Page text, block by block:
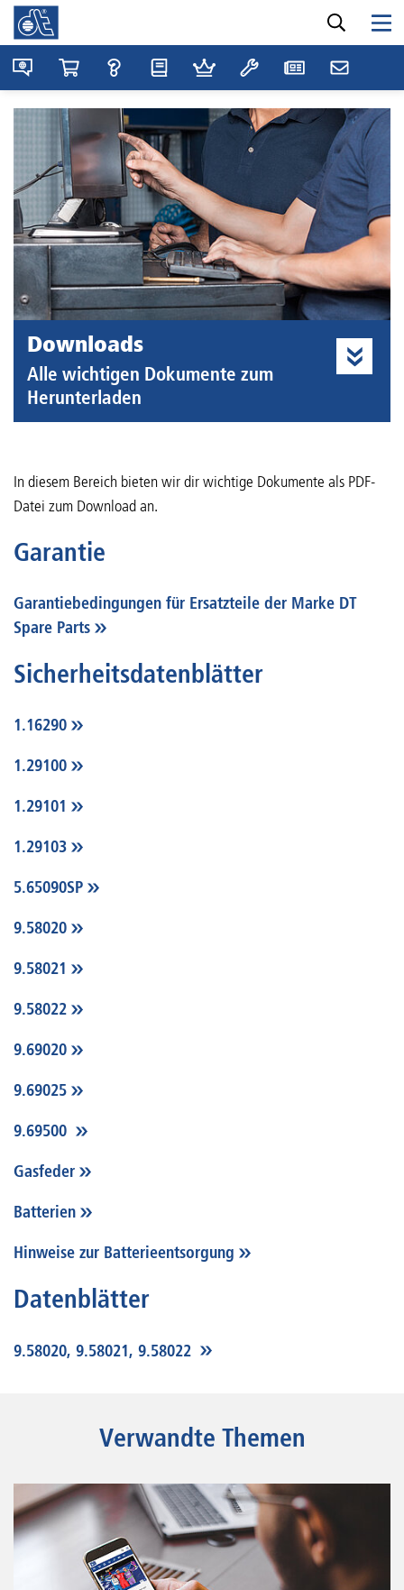
Downloads
Alle wichtigen Dokumente zum
Herunterladen
In diesem Bereich bieten wir dir wichtige Dokumente als PDF-
Datei zum Download an.
Garantie
Garantiebedingungen für Ersatzteile der Marke DT
Spare Parts
Sicherheitsdatenblätter
1.16290
1.29100
1.29101
1.29103
5.65090SP
9.58020
9.58021
9.58022
9.69020
9.69025
9.69500
Gasfeder
Batterien
Hinweise zur Batterieentsorgung
Datenblätter
9.58020, 9.58021, 9.58022
Verwandte Themen